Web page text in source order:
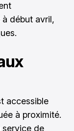
début avril,
accessible
à proximité.
service de